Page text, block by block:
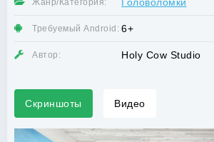
Жанр/Категория:
Требуемый Android: 6+
Автор: Holy Cow Studio
Скриншоты Видео